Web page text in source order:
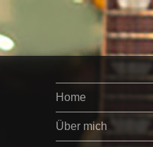
Home
Über mich